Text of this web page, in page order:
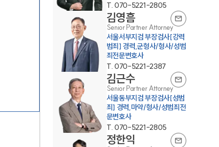
팀소개
T. 070-5221-2805
김영흠
Senior Partner Attorney
서울서부지검 부장검사[강력
범죄] 경력,군형사/형사/성범
죄전문변호사
T. 070-5221-2387
김근수
Senior Partner Attorney
서울동부지검 부장검사[성범
죄] 경력,마약/형사/성범죄전
문변호사
T. 070-5221-2805
정한익